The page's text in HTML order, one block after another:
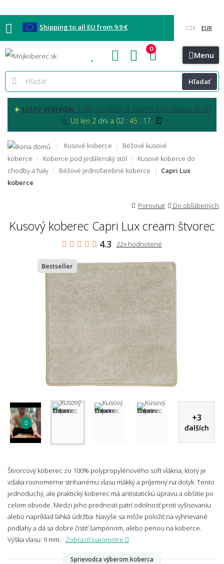
Shipping to all EU from 9.9 €
Blog Kontakt Menu
Hľadať
0
☀️ Letný výpredaj: Trávy, podlahy aj koberce so zľavou až 50
%. Už len 2 dni a 02 : 45 : 16. ⏰
Kusové koberce
Béžové kusové
koberce
Koberce pod jedálenský stôl
Kusové koberce do
chodby a haly
Béžové jednofarebné koberce
Capri Lux
koberce
Porovnat Do obľúbených
Kusový koberec Capri Lux cream štvorec
4.3 22x hodnotené
Bestseller
+3
ďalších
Štvorcový koberec zo 100% polypropylénového soft vlákna, ktorý je
vďaka rovnomerne strihanému vlasu mäkký a príjemný na dotyk. Tento
jednoduchý, ale praktický koberec má antistatickú úpravu a obšitie po
celom obvode. Medzi jeho prednosti patrí odolnosť proti vyšisovaniu
alebo napríklad ľahká údržba. Navyše sa môže položiť na vyhrievané
podlahy a dá sa dobre čistiť šampónom, alebo penou na koberce.
Výška vlasu: 9 mm.
Zobraziť parametre
Sprievodca výberom koberca